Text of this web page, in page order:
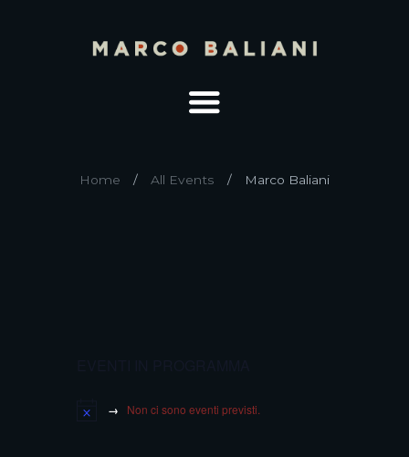
Home All Events Marco Baliani
Non ci sono eventi previsti.